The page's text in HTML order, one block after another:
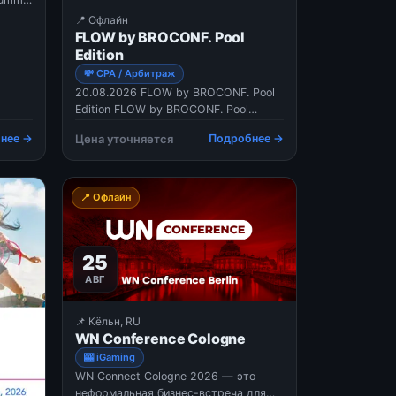
→
📍 Офлайн
FLOW by BROCONF. Pool
Edition
💸 CPA / Арбитраж
20.08.2026 FLOW by BROCONF. Pool
Edition FLOW by BROCONF. Pool
community-событий для affiliate-
индустрии от карточного сервиса
MyBrocard, где главный акцент
сделан на живом общении,
нетворкинге и новых знакомствах в
неформа
Цена уточняется Подробнее →
📍 Офлайн
25
АВГ
📌 Кёльн, RU
WN Conference Cologne
🎰 iGaming
WN Connect Cologne 2026 — это
неформальная бизнес-встреча для